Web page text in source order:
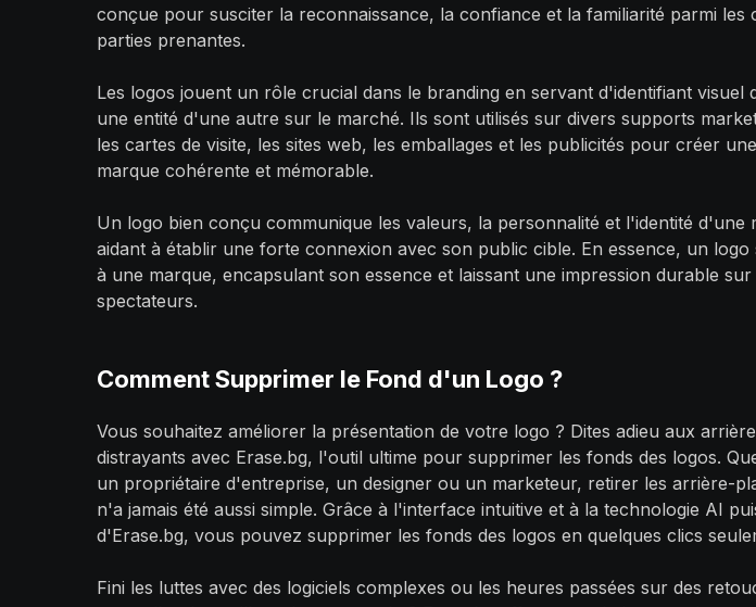
conçue pour susciter la reconnaissance, la confiance et la familiarité parmi les
parties prenantes.
Les logos jouent un rôle crucial dans le branding en servant d'identifiant visuel
une entité d'une autre sur le marché. Ils sont utilisés sur divers supports
les cartes de visite, les sites web, les emballages et les publicités pour créer
marque cohérente et mémorable.
Un logo bien conçu communique les valeurs, la personnalité et l'identité d'une
aidant à établir une forte connexion avec son public cible. En essence, un logo
à une marque, encapsulant son essence et laissant une impression durable sur
spectateurs.
Comment Supprimer le Fond d'un Logo ?
Vous souhaitez améliorer la présentation de votre logo ? Dites adieu aux
distrayants avec Erase.bg, l'outil ultime pour supprimer les fonds des logos.
un propriétaire d'entreprise, un designer ou un marketeur, retirer les arrière-
n'a jamais été aussi simple. Grâce à l'interface intuitive et à la technologie AI
d'Erase.bg, vous pouvez supprimer les fonds des logos en quelques clics
Fini les luttes avec des logiciels complexes ou les heures passées sur des